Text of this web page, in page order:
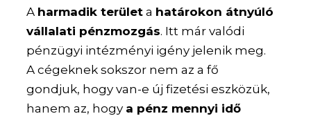
A harmadik terület a határokon átnyúló
vállalati pénzmozgás. Itt már valódi
pénzügyi intézményi igény jelenik meg.
A cégeknek sokszor nem az a fő
gondjuk, hogy van-e új fizetési eszközük,
hanem az, hogy a pénz mennyi idő